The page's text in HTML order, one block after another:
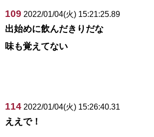
109 2022/01/04(火) 15:21:25.89
出始めに飲んだきりだな
味も覚えてない
114 2022/01/04(火) 15:26:40.31
ええで！